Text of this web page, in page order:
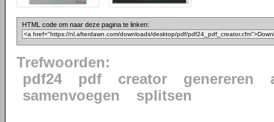
HTML code om naar deze pagina te linken:
Trefwoorden:
pdf24
pdf creator genereren
samenvoegen
splitsen